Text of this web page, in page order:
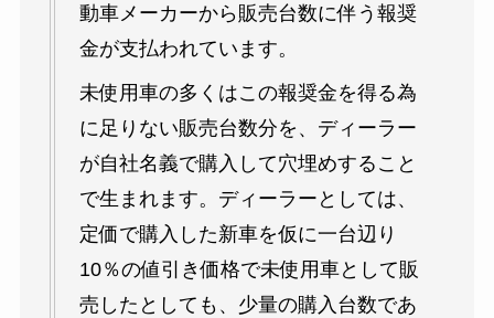
動車メーカーから販売台数に伴う報奨
金が支払われています。
未使用車の多くはこの報奨金を得る為
に足りない販売台数分を、ディーラー
が自社名義で購入して穴埋めすること
で生まれます。ディーラーとしては、
定価で購入した新車を仮に一台辺り
10％の値引き価格で未使用車として販
売したとしても、少量の購入台数であ